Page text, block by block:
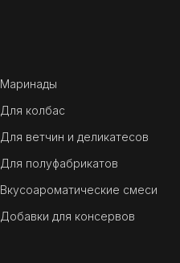
Маринады
Для колбас
Для ветчин и деликатесов
Для полуфабрикатов
Вкусоароматические смеси
Добавки для консервов